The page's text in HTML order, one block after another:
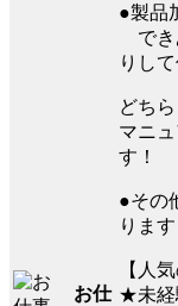
お仕
●製品
でき
りし
どち
マニ
す！
●その
ります
【人
★未経